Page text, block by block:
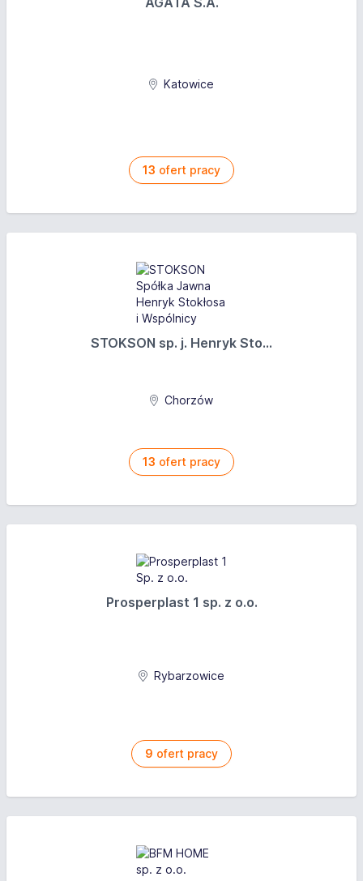
Katowice
13 ofert pracy
STOKSON sp. j. Henryk Sto...
Chorzów
13 ofert pracy
Prosperplast 1 sp. z o.o.
Rybarzowice
9 ofert pracy